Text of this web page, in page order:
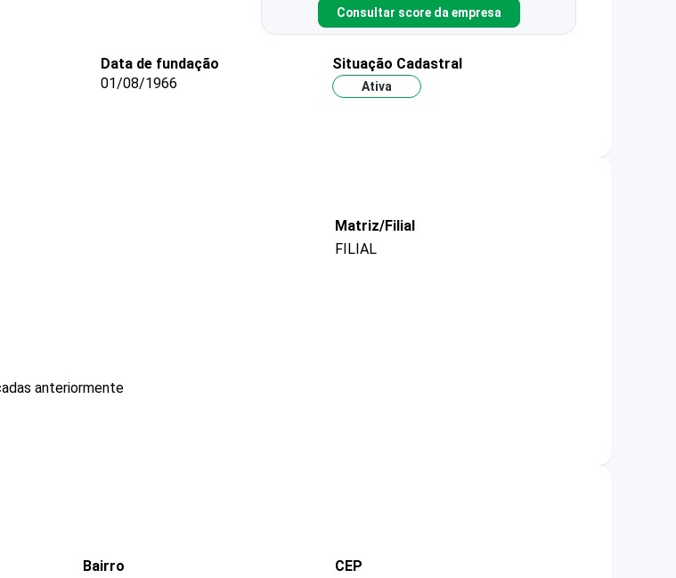
Consultar score da empresa
Data de fundação
01/08/1966
Situação Cadastral
Ativa
Matriz/Filial
FILIAL
anteriormente
Bairro
CEP